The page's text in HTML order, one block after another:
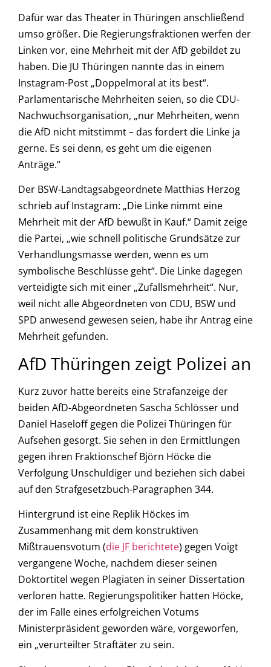
Dafür war das Theater in Thüringen anschließend
umso größer. Die Regierungsfraktionen werfen der
Linken vor, eine Mehrheit mit der AfD gebildet zu
haben. Die JU Thüringen nannte das in einem
Instagram-Post „Doppelmoral at its best“.
Parlamentarische Mehrheiten seien, so die CDU-
Nachwuchsorganisation, „nur Mehrheiten, wenn
die AfD nicht mitstimmt – das fordert die Linke ja
gerne. Es sei denn, es geht um die eigenen
Anträge.“
Der BSW-Landtagsabgeordnete Matthias Herzog
schrieb auf Instagram: „Die Linke nimmt eine
Mehrheit mit der AfD bewußt in Kauf.“ Damit zeige
die Partei, „wie schnell politische Grundsätze zur
Verhandlungsmasse werden, wenn es um
symbolische Beschlüsse geht“. Die Linke dagegen
verteidigte sich mit einer „Zufallsmehrheit“. Nur,
weil nicht alle Abgeordneten von CDU, BSW und
SPD anwesend gewesen seien, habe ihr Antrag eine
Mehrheit gefunden.
AfD Thüringen zeigt Polizei an
Kurz zuvor hatte bereits eine Strafanzeige der
beiden AfD-Abgeordneten Sascha Schlösser und
Daniel Haseloff gegen die Polizei Thüringen für
Aufsehen gesorgt. Sie sehen in den Ermittlungen
gegen ihren Fraktionschef Björn Höcke die
Verfolgung Unschuldiger und beziehen sich dabei
auf den Strafgesetzbuch-Paragraphen 344.
Hintergrund ist eine Replik Höckes im
Zusammenhang mit dem konstruktiven
Mißtrauensvotum (die JF berichtete) gegen Voigt
vergangene Woche, nachdem dieser seinen
Doktortitel wegen Plagiaten in seiner Dissertation
verloren hatte. Regierungspolitiker hatten Höcke,
der im Falle eines erfolgreichen Votums
Ministerpräsident geworden wäre, vorgeworfen,
ein „verurteilter Straftäter zu sein.